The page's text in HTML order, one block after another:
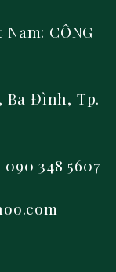
CÔNG
Ba Đình, Tp.
348 5607